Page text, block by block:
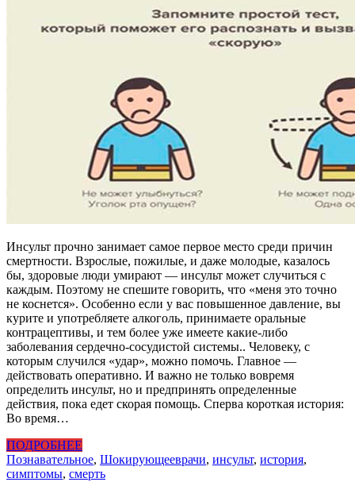
Инсульт прочно занимает самое первое место среди причин
смертности. Взрослые, пожилые, и даже молодые, казалось
бы, здоровые люди умирают — инсульт может случиться с
каждым. Поэтому не спешите говорить, что «меня это точно
не коснется». Особенно если у вас повышенное давление, вы
курите и употребляете алкоголь, принимаете оральные
контрацептивы, и тем более уже имеете какие-либо
заболевания сердечно-сосудистой системы.. Человеку, с
которым случился «удар», можно помочь. Главное —
действовать оперативно. И важно не только вовремя
определить инсульт, но и предпринять определенные
действия, пока едет скорая помощь. Сперва короткая история:
Во время…
ПОДРОБНЕЕ
Познавательное, Шокирующееврачи, инсульт, история,
симптомы, смерть